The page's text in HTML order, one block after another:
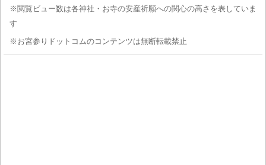
※閲覧ビュー数は各神社・お寺の安産祈願への関心の高さを表していま
す
※お宮参りドットコムのコンテンツは無断転載禁止